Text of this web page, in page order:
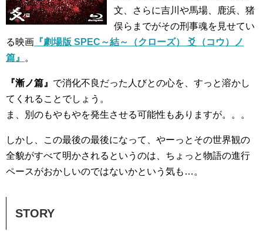
文、さらに吉川や馬場、鹿浜、猪
俣らまでがその刑事魂を見せてい
る映画 『劇場版 SPEC～結～（クローズ） 爻（コウ）ノ
篇』
。
『漸ノ篇』 で消化不良だった人びとの心を、すっと溶かし
てくれることでしょう。
ま、別のもやもやを発生させる可能性もありますが。。。
しかし、この最後の最後になって、やーっとその世界観の
全貌がすべて明かされるというのは、ちょっと物語の進行
ペースがおかしいのではないかという気も…。
STORY